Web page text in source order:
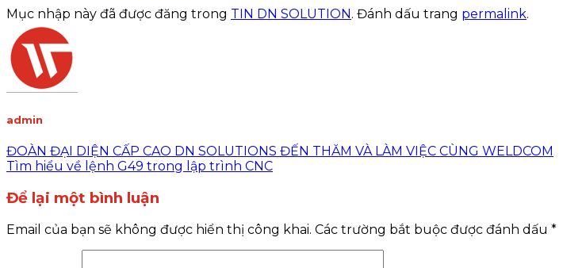
Mục nhập này đã được đăng trong TIN DN SOLUTION. Đánh dấu trang permalink.
admin
ĐOÀN ĐẠI DIỆN CẤP CAO DN SOLUTIONS ĐẾN THĂM VÀ LÀM VIỆC CÙNG WELDCOM
Tìm hiểu về lệnh G49 trong lập trình CNC
Để lại một bình luận
Email của bạn sẽ không được hiển thị công khai. Các trường bắt buộc được đánh dấu *